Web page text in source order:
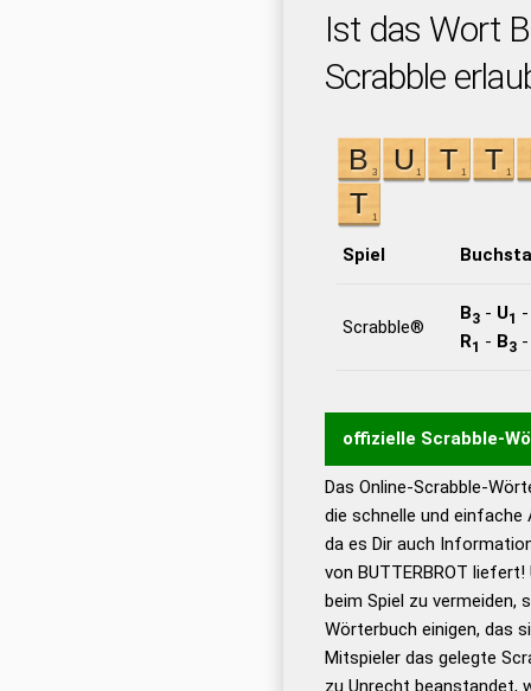
Ist das Wort
Scrabble
Spiel
Scrabble®
B3- U1 -
R1 - B3-
offizielle Scrabble-
Wortwurzel liefert mit
Wortanalyse-
Wortbedeutung,
Gültigkeit eines Wortes
bestimmen!
Wörterbücher sind:
Das Online-Scrabble-
die schnelle und
da es Dir auch
von BUTTERBROT
beim Spiel zu vermeiden,
Wörterbuch einigen, das
Mitspieler das gelegte
zu Unrecht beanstandet,